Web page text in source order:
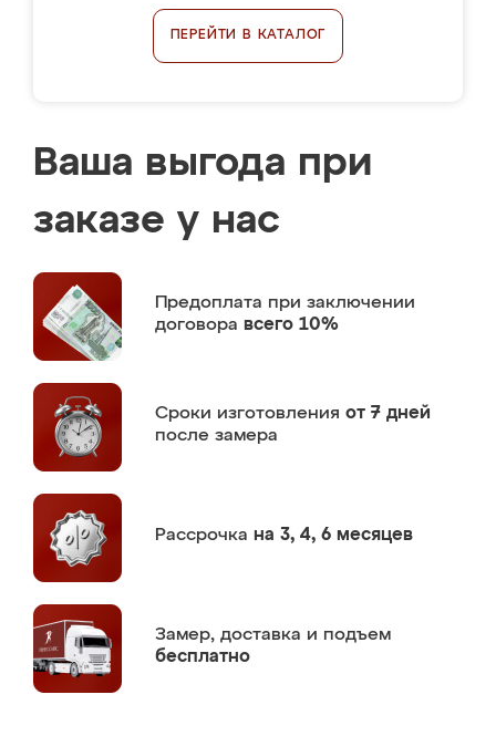
ПЕРЕЙТИ В КАТАЛОГ
Ваша выгода при
заказе у нас
Предоплата при заключении
договора всего 10%
Сроки изготовления от 7 дней
после замера
Рассрочка на 3, 4, 6 месяцев
Замер, доставка и подъем
бесплатно